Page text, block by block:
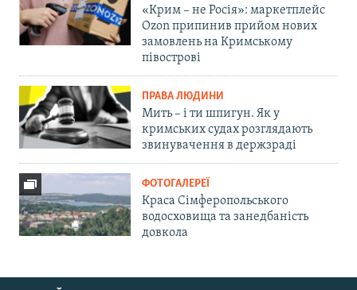
«Крим – не Росія»: маркетплейс
Ozon припинив прийом нових
замовлень на Кримському
півострові
ПРАВА ЛЮДИНИ
Мить – і ти шпигун. Як у
кримських судах розглядають
звинувачення в держзраді
ФОТОГАЛЕРЕЇ
Краса Сімферопольського
водосховища та занедбаність
довкола